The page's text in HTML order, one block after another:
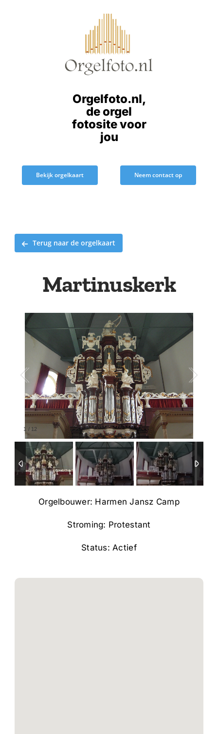
Orgelfoto.nl,
de orgel
fotosite voor
jou
Bekijk orgelkaart Neem contact op
Terug naar de orgelkaart
Martinuskerk
1 / 12
Orgelbouwer: Harmen Jansz Camp
Stroming: Protestant
Status: Actief